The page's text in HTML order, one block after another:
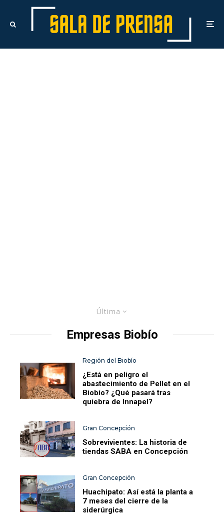
Última
Empresas Biobío
Región del Biobío
¿Está en peligro el
abastecimiento de Pellet en el
Biobío? ¿Qué pasará tras
quiebra de Innapel?
Gran Concepción
Sobrevivientes: La historia de
tiendas SABA en Concepción
Gran Concepción
Huachipato: Así está la planta a
7 meses del cierre de la
siderúrgica